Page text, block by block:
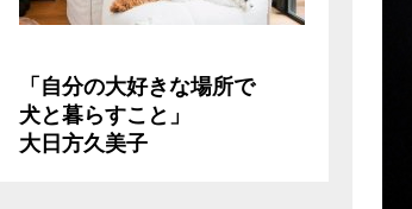
「自分の大好きな場所で
犬と暮らすこと」
大日方久美子